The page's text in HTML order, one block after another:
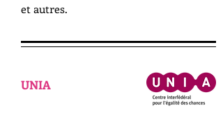
et autres.
UNIA